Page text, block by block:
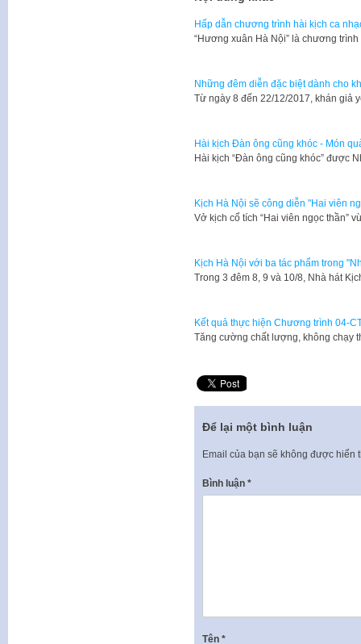
Hấp dẫn chương trình hài kịch ca
“Hương xuân Hà Nội” là chương
Những đêm diễn đặc biệt dành cho
Từ ngày 8 đến 22/12/2017, khán giả
Hài kịch Đàn ông cũng khóc - Món
Hài kịch “Đàn ông cũng khóc” được
Kịch Hà Nội sẽ công diễn "Hai viên
Vở kịch cổ tích “Hai viên ngọc thần”
Kịch Hà Nội với ba tác phẩm trong
Trong 3 đêm 8, 9 và 10/8, Nhà hát
Kết quả thực hiện Chương trình 04-
Tăng cường chất lượng, không
Để lại một bình luận
Email của bạn sẽ không được hiển
Bình luận *
Tên *